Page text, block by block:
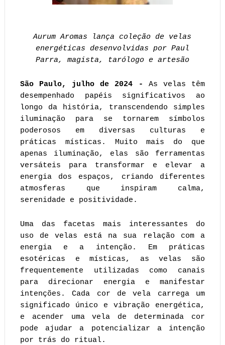
Aurum Aromas lança coleção de velas
energéticas desenvolvidas por Paul
Parra, magista, tarólogo e artesão
São Paulo, julho de 2024 - As velas têm
desempenhado papéis significativos ao
longo da história, transcendendo simples
iluminação para se tornarem símbolos
poderosos em diversas culturas e
práticas místicas. Muito mais do que
apenas iluminação, elas são ferramentas
versáteis para transformar e elevar a
energia dos espaços, criando diferentes
atmosferas que inspiram calma,
serenidade e positividade.
Uma das facetas mais interessantes do
uso de velas está na sua relação com a
energia e a intenção. Em práticas
esotéricas e místicas, as velas são
frequentemente utilizadas como canais
para direcionar energia e manifestar
intenções. Cada cor de vela carrega um
significado único e vibração energética,
e acender uma vela de determinada cor
pode ajudar a potencializar a intenção
por trás do ritual.